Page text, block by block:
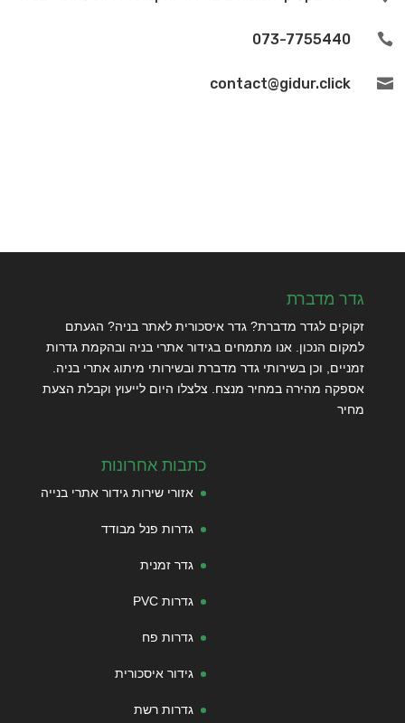

073-7755440

contact@gidur.click
גדר מדברת
זקוקים לגדר מדברת? גדר איסכורית לאתר בניה? הגעתם
למקום הנכון. אנו מתמחים בגידור אתרי בניה ובהקמת גדרות
זמניים, וכן בשירותי גדר מדברת ובשירותי מיתוג אתרי בניה.
אספקה מהירה במחיר מנצח. צלצלו היום לייעוץ וקבלת הצעת
מחיר
כתבות אחרונות
אזורי שירות גידור אתרי בנייה
גדרות פנל מבודד
גדר זמנית
גדרות PVC
גדרות פח
גידור איסכורית
גדרות רשת